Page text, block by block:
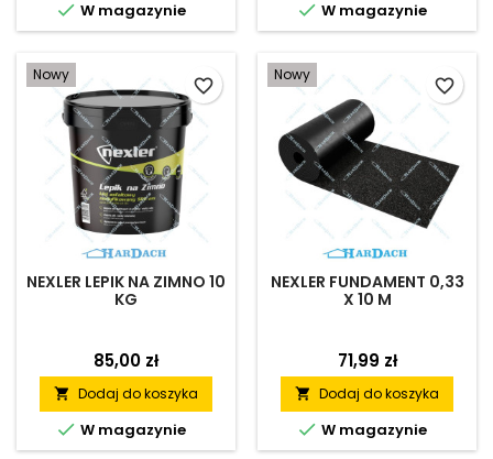
 W magazynie
przyczepność oraz
możliwość stosowania na
powierzchniach sprawiają,
że jest to skuteczny wybór
do profesjonalnych prac
izolacyjnych.
 W magazynie
Nowy
NEXLER LEPIK NA ZIMNO 10
KG
85,00 zł
 Dodaj do koszyka
 W magazynie
favorite_border
Nowy
NEXLER FUNDAMENT 0,33
X 10 M
71,99 zł
 Dodaj do koszyka
 W magazynie
favorite_border